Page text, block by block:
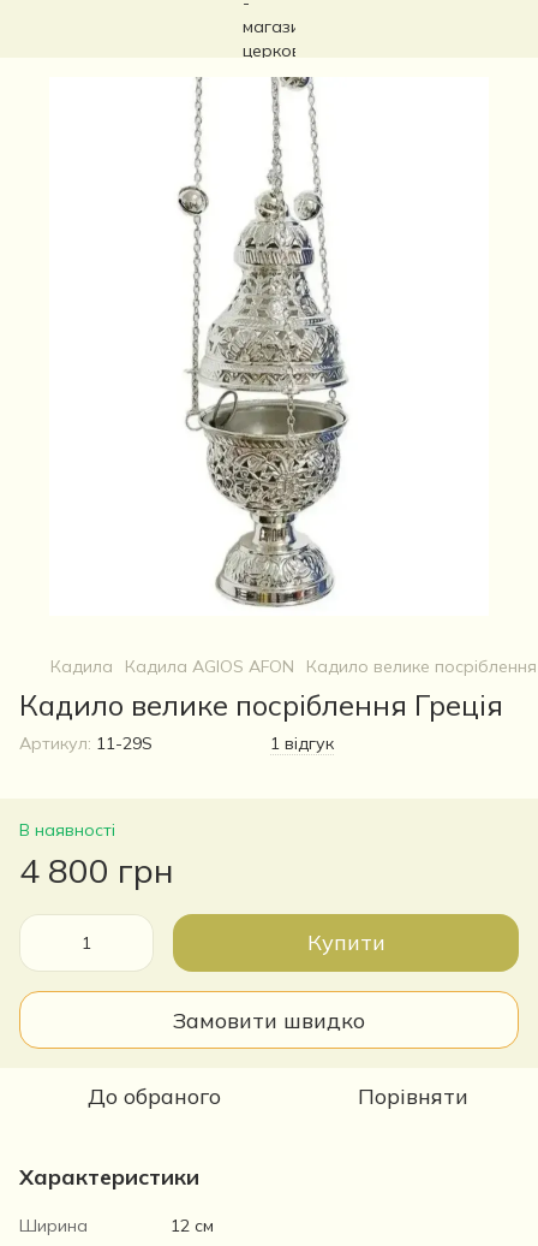
Кадила Кадила AGIOS AFON Кадило велике посріблення
Кадило велике посріблення Греція
Артикул: 11-29S 1 відгук
В наявності
4 800 грн
Купити
Замовити швидко
До обраного Порівняти
Характеристики
Ширина
12 см